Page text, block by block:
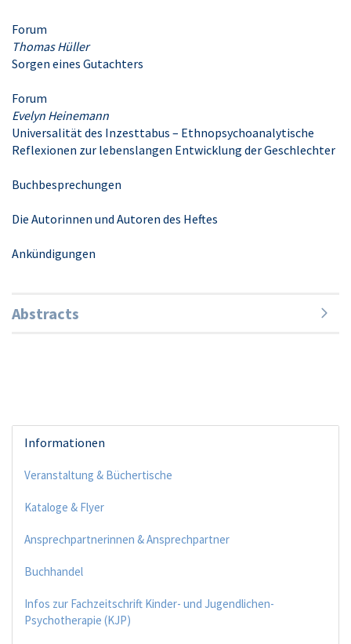
Forum
Thomas Hüller
Sorgen eines Gutachters
Forum
Evelyn Heinemann
Universalität des Inzesttabus – Ethnopsychoanalytische
Reflexionen zur lebenslangen Entwicklung der Geschlechter
Buchbesprechungen
Die Autorinnen und Autoren des Heftes
Ankündigungen
Abstracts
Informationen
Veranstaltung & Büchertische
Kataloge & Flyer
Ansprechpartnerinnen & Ansprechpartner
Buchhandel
Infos zur Fachzeitschrift Kinder- und Jugendlichen-
Psychotherapie (KJP)